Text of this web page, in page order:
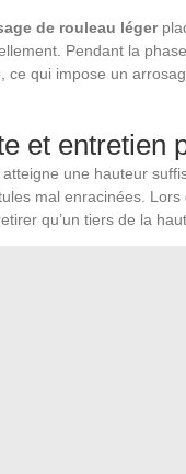
de rouleau léger
Pendant la
ce qui impose un
et entretien
une hauteur
mal enracinées.
qu’un tiers de la